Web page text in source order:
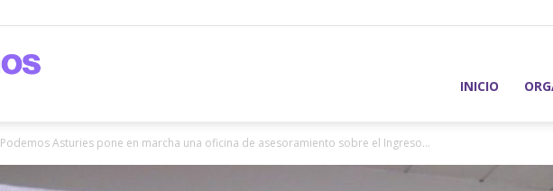
Avilés
INICIO
Podemos Asturies pone en marcha una oficina de asesoramiento sobre el Ingreso...